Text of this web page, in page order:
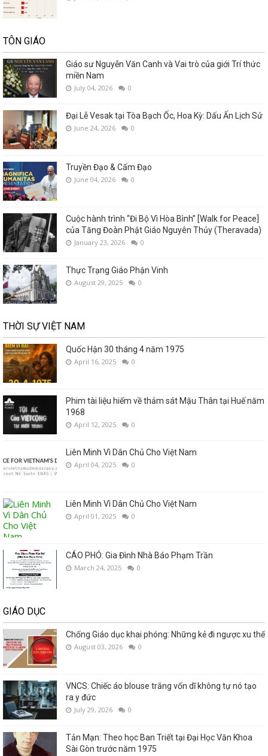
TÔN GIÁO
Giáo sư Nguyễn Văn Canh và Vai trò của giới Trí thức
miền Nam
July 04, 2026 0
Đại Lễ Vesak tại Tòa Bạch Ốc, Hoa Kỳ: Dấu Ấn Lịch Sử
June 24, 2026 0
Truyền Đạo & Cấm Đạo
June 04, 2026 0
Cuộc hành trình “Đi Bộ Vì Hòa Bình” [Walk for Peace]
của Tăng Đoàn Phật Giáo Nguyên Thủy (Theravada)
January 23, 2026 0
Thực Trạng Giáo Phận Vinh
August 29, 2025 0
THỜI SỰ VIỆT NAM
Quốc Hận 30 tháng 4 năm 1975
April 16, 2025 0
Phim tài liệu hiếm về thảm sát Mậu Thân tại Huế năm
1968
April 12, 2025 0
Liên Minh Vì Dân Chủ Cho Việt Nam
April 04, 2025 0
Liên Minh Vì Dân Chủ Cho Việt Nam
April 01, 2025 0
CÁO PHÓ: Gia Đình Nhà Báo Phạm Trần
March 24, 2025 0
GIÁO DỤC
Chống Giáo dục khai phóng: Những kẻ đi ngược xu thế
August 03, 2026 0
VNCS: Chiếc áo blouse trắng vốn dĩ không tự nó tạo
ra y đức
July 29, 2026 0
Tản Mạn: Theo học Ban Triết tại Đại Học Văn Khoa
Sài Gòn trước năm 1975